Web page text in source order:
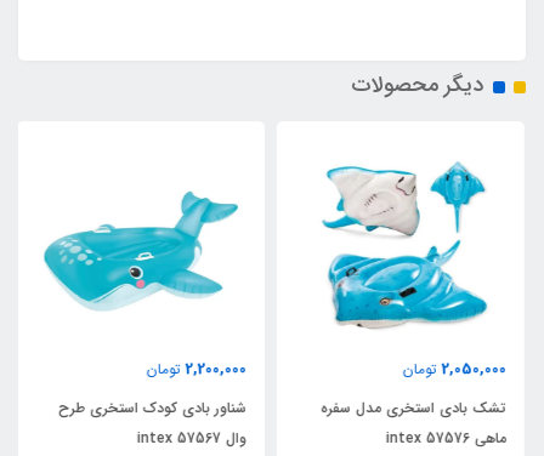
دیگر محصولات
2,050,000 تومان
تشک بادی استخری مدل سفره
ماهی intex 57576
2,200,000 تومان
شناور بادی کودک استخری طرح
وال intex 57567